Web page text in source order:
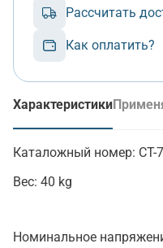
Рассчитать
Как оплатить?
Характеристики
(активная вкладка)
Каталожный номер: СТ-
Вес: 40 kg
Номинальное